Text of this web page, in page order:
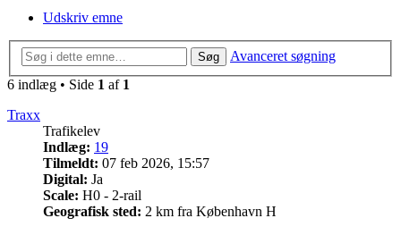
Udskriv emne
Søg
Avanceret søgning
6 indlæg • Side 1 af 1
Traxx
Trafikelev
Indlæg: 19
Tilmeldt: 07 feb 2026, 15:57
Digital: Ja
Scale: H0 - 2-rail
Geografisk sted: 2 km fra København H